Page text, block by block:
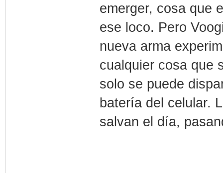
emerger, cosa que
ese loco. Pero
nueva arma
cualquier cosa que
solo se puede
batería del celular.
salvan el día,